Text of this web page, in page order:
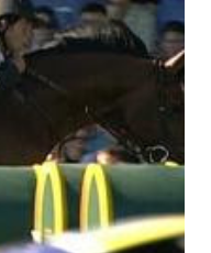
8 CARMENA Z -
AL DUHAMI 10
NIGHT -LEVY 2 K
STUDY - HOUGH 4
-GULLIKSEN 6
111 -MOYA 8
10 SELDANA
Triunfal... el ganador